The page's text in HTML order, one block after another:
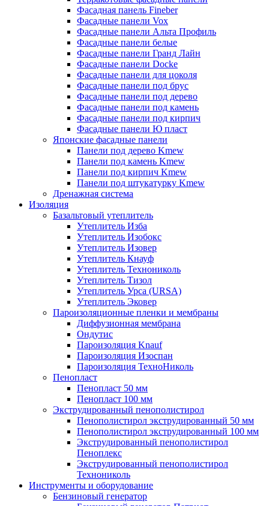
Фасадная панель Fineber
Фасадные панели Vox
Фасадные панели Альта Профиль
Фасадные панели белые
Фасадные панели Гранд Лайн
Фасадные панели Docke
Фасадные панели для цоколя
Фасадные панели под брус
Фасадные панели под дерево
Фасадные панели под камень
Фасадные панели под кирпич
Фасадные панели Ю пласт
Японские фасадные панели
Панели под дерево Kmew
Панели под камень Kmew
Панели под кирпич Kmew
Панели под штукатурку Kmew
Дренажная система
Изоляция
Базальтовый утеплитель
Утеплитель Изба
Утеплитель Изобокс
Утеплитель Изовер
Утеплитель Кнауф
Утеплитель Технониколь
Утеплитель Тизол
Утеплитель Урса (URSA)
Утеплитель Эковер
Пароизоляционные пленки и мембраны
Диффузионная мембрана
Ондутис
Пароизоляция Knauf
Пароизоляция Изоспан
Пароизоляция ТехноНиколь
Пенопласт
Пенопласт 50 мм
Пенопласт 100 мм
Экструдированный пенополистирол
Пенополистирол экструдированный 50 мм
Пенополистирол экструдированный 100 мм
Экструдированный пенополистирол
Пеноплекс
Экструдированный пенополистирол
Технониколь
Инструменты и оборудование
Бензиновый генератор